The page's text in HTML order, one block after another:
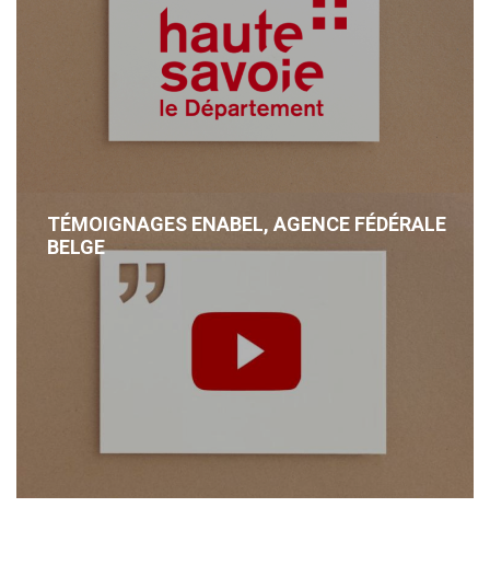
TÉMOIGNAGES ENABEL, AGENCE FÉDÉRALE
BELGE